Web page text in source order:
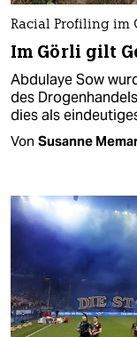
Racial Profiling im
Im Görli gilt
Abdulaye Sow
des
dies als
Von Susanne